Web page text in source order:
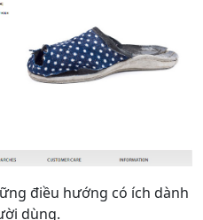
điều hướng có ích dành
dùng.